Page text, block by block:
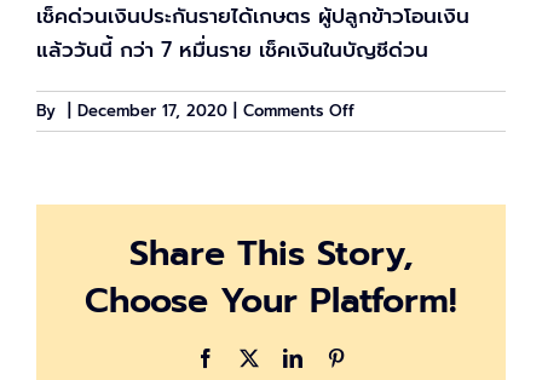
เช็คด่วนเงินประกันรายได้เกษตร ผู้ปลูกข้าวโอนเงิน
แล้ววันนี้ กว่า 7 หมื่นราย เช็คเงินในบัญชีด่วน
By December 17, 2020 Comments Offon
เงิน
เกษตรกร
โอน
ให้
Share This Story,
Choose Your Platform!
Facebook LinkedIn